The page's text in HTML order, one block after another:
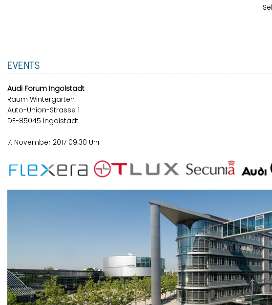
EVENTS
Audi Forum In­gol­stadt
Raum Win­ter­gar­ten
Auto-Union-Stras­se 1
DE-85045 In­gol­stadt
7. No­vem­ber 2017 09:30 Uhr